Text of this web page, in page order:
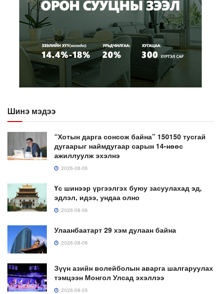
Шинэ мэдээ
“Хотын дарга сонсож байна” 150150 тусгай
дугаарыг наймдугаар сарын 14-нөөс
ажиллуулж эхэлнэ
2026-08-06
Үс шинээр үргээлгэх буюу засуулахад эд,
эдлэл, идээ, ундаа олно
2026-08-06
Улаанбаатарт 29 хэм дулаан байна
2026-08-06
Зүүн азийн волейболын аварга шалгаруулах
тэмцээн Монгол Улсад эхэллээ
2026-08-05